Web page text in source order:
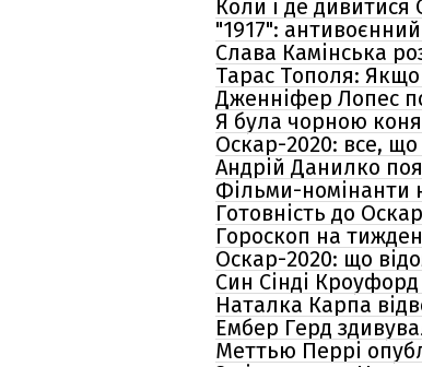
Коли і де дивитися
"1917":
Слава Камінська
Тарас Тополя: Якщо
Дженніфер Лопес
Я була чорною
Оскар-2020: все,
Андрій Данилко
Фільми-номінанти
Готовність до
Гороскоп на
Оскар-2020: що
Син Сінді
Наталка Карпа
Ембер Герд
Меттью Перрі